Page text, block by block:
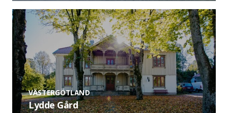
VÄSTERGÖTLAND
Lydde Gård